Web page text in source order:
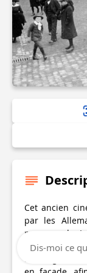
Cet ancien
par les
propagande.
qui veut dire
Dis-moi ce